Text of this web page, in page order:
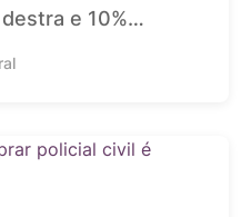
e 10%…